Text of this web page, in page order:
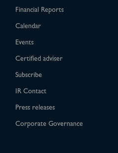
Financial Reports
Calendar
Events
Certified adviser
Subscribe
IR Contact
Press releases
Corporate Governance